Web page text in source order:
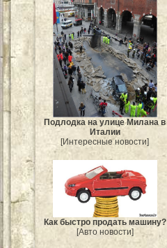
Подлодка на улице Милана в
Италии
[Интересные новости]
Как быстро продать машину?
[Авто новости]